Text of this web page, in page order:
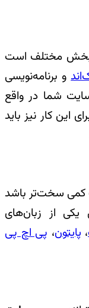
بخش مختلف است
و برنامه‌نویسی
شما در واقع
این کار نیز باید
کمی سخت‌تر باشد
از زبان‌های
، پایتون، پی اچ پی